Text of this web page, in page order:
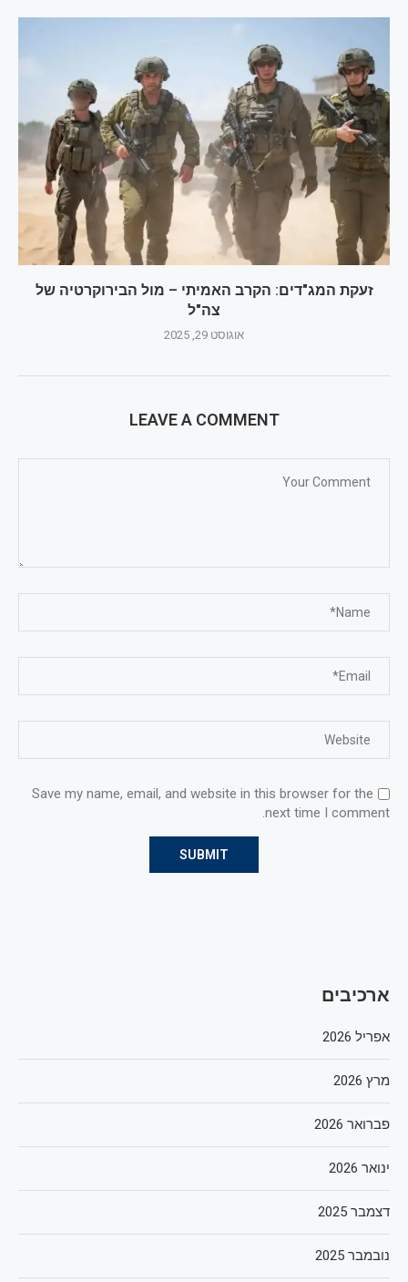
זעקת המג"דים: הקרב האמיתי – מול הבירוקרטיה של
צה"ל
אוגוסט 29, 2025
LEAVE A COMMENT
Save my name, email, and website in this browser for the
next time I comment.
ארכיבים
אפריל 2026
מרץ 2026
פברואר 2026
ינואר 2026
דצמבר 2025
נובמבר 2025